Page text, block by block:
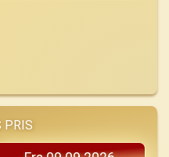
PRIS